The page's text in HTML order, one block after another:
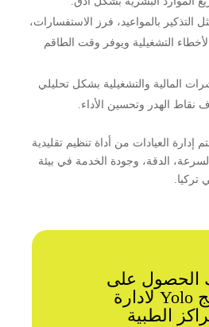
التذكير بالمواعيد، فرز الاستفسارات،
التشغيلية ويوفر وقت الطاقم
المالية والتشغيلية بشكل تحليلي
الهدر وتحسين الأداء.
إدارة العيادات من أداة تنظيم تقليدية
الدقة، وجودة الخدمة في بيئة
تركيا.
الحصول على
برنامج Yolo لادارة
الطبية